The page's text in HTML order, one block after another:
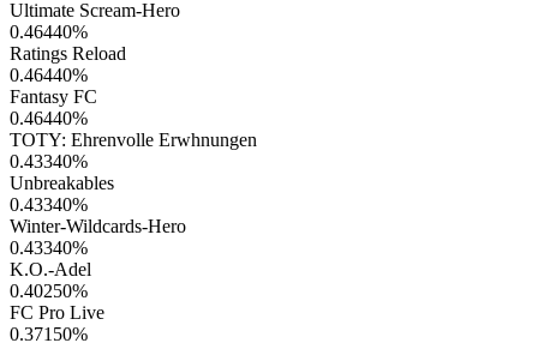
Ultimate Scream-Hero
0.46440%
Ratings Reload
0.46440%
Fantasy FC
0.46440%
TOTY: Ehrenvolle Erwhnungen
0.43340%
Unbreakables
0.43340%
Winter-Wildcards-Hero
0.43340%
K.O.-Adel
0.40250%
FC Pro Live
0.37150%